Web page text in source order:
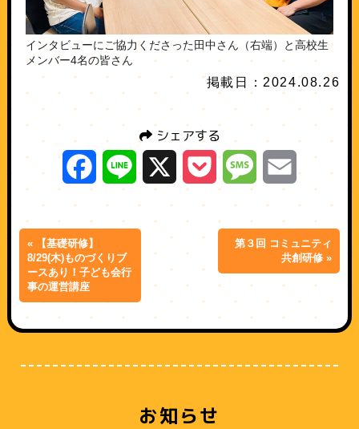
インタビューにご協力くださった田中さん（右端）と高校生
メンバー4名の皆さん
掲載日：2024.08.26
シェアする
Facebook
Line Pocket Message
« 【基礎研修】
8/29(木)ものづくりブ
ースあり！子ども会行
事の運営講座
第３回 コミュニティ
共創研修 »
お知らせ